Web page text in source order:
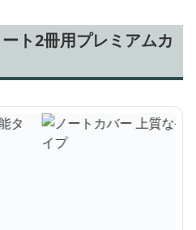
ト2冊用プレミアムカ